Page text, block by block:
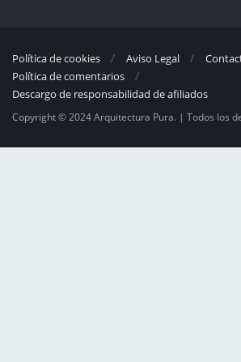
Política de cookies Aviso Legal
Política de comentarios
Descargo de responsabilidad de afiliados
Copyright © 2024 Arquitectura Pura. | Todos los